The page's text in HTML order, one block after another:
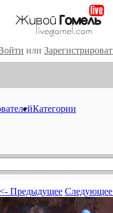
или
Категории
<- Предыдущее